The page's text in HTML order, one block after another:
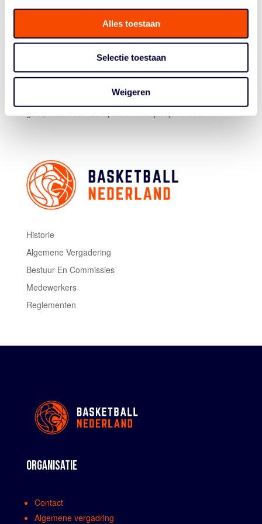
Alles toestaan
Selectie toestaan
Weigeren
Terneuzen, Urk en Almere te gast. En Breda en
Groningen zijn terug van weggeweest. Het is een goed
teken dat verenigingen ons willen ondersteunen door
deze populaire toernooien te organiseren.”
Op verschillende spots in Nederland zullen dit jaar
volgens Brouwer officiële FIBA-events plaatsvinden.
Wáár dit precies gebeurt, en om wat voor events het
gaat, maakt de NBB op een later tijdstip bekend.
Historie
Algemene Vergadering
Bestuur En Commissies
Medewerkers
Reglementen
ORGANISATIE
Contact
Algemene vergadring